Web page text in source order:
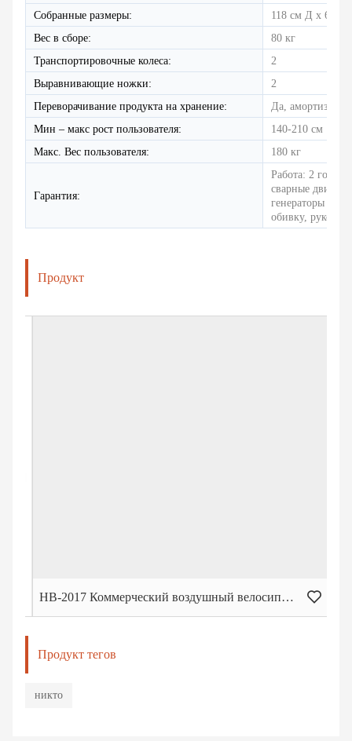
Собранные размеры:
118 см Д x 60
Вес в сборе:
80 кг
Транспортировочные колеса:
2
Выравнивающие ножки:
2
Переворачивание продукта на хранение:
Да,
Мин – макс рост пользователя:
140-210 см
Макс. Вес пользователя:
180 кг
Гарантия:
Работа: 2 года,
сварные
генераторы
обивку,
Продукт
НВ-2017 Коммерческий воздушный велосипед (штурмовой велосипед)
Продукт тегов
никто